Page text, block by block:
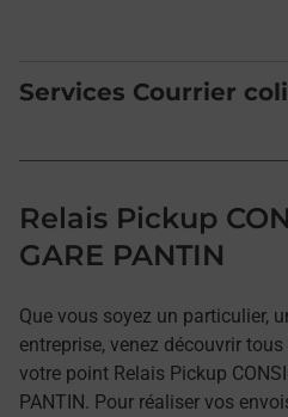
Services Courrier
Relais Pickup
GARE PANTIN
Que vous soyez un particulier,
entreprise, venez découvrir
votre point Relais Pickup
PANTIN. Pour réaliser vos